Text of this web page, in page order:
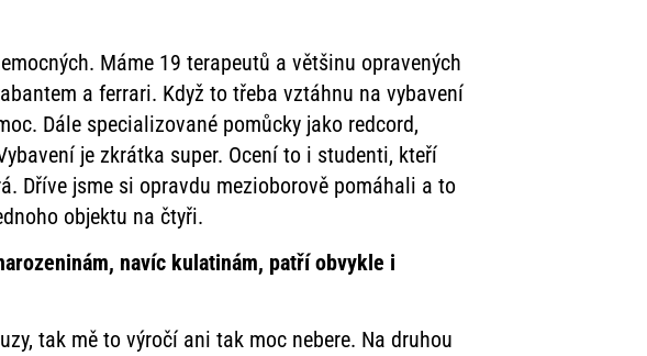
Máme 19 terapeutů a většinu opravených
a ferrari. Když to třeba vztáhnu na vybavení
Dále specializované pomůcky jako redcord,
je zkrátka super. Ocení to i studenti, kteří
Dříve jsme si opravdu mezioborově pomáhali a to
objektu na čtyři.
navíc kulatinám, patří obvykle i
tak mě to výročí ani tak moc nebere. Na druhou